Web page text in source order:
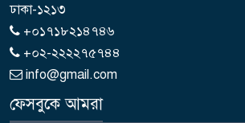
ঢাকা-১২১৩
+০১৭১৮২১৪৭৪৬
+০২-২২২২৭৫৭৪৪
info@gmail.com
ফেসবুকে আমরা